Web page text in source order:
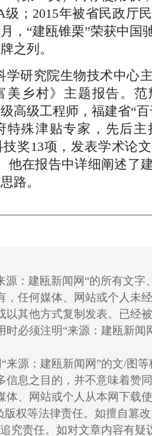
级；2015年被省民政厅
，“建瓯锥栗”荣获中国
之列。
学研究院生物技术中心
美乡村》主题报告。范
高级工程师，福建省“
特殊津贴专家，先后主
技奖13项，发表学术论
他在报告中详细阐述了
路。
源：建瓯新闻网“的所有文字
，任何媒体、网站或个人未
以其他方式复制发表。已经
时必须注明“来源：建瓯新闻
源：建瓯新闻网”的文/图等
信息之目的，并不意味着赞
体、网站或个人从本网下载
版权等法律责任。如擅自篡
究责任。如对文章内容有疑